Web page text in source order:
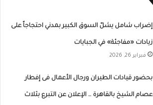
إضراب شامل يشلّ السوق الكبير بمدني احتجاجاً على
زيادات «مفاجئة» في الجبايات
فبراير 26, 2026
بحضور قيادات الطيران ورجال الأعمال فى إفطار
عصام الشيخ بالقاهرة … الإعلان عن التبرع بثلاث